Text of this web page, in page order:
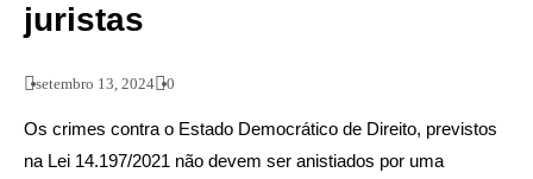
juristas
setembro 13, 2024 0
Os crimes contra o Estado Democrático de Direito, previstos
na Lei 14.197/2021 não devem ser anistiados por uma